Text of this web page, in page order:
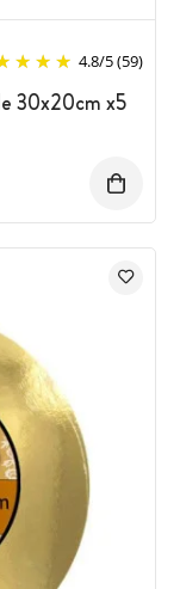
4.8/5(59)
30x20cm x5